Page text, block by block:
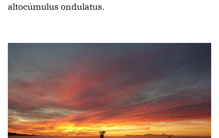
altocúmulus ondulatus.